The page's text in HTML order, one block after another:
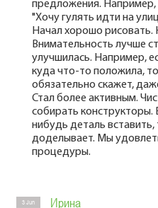
предложения.
"Хочу гулять идти на
Начал хорошо рисовать.
Внимательность лучше
улучшилась. Например,
куда что-то положила,
обязательно скажет,
Стал более активным.
собирать конструкторы.
нибудь деталь
доделывает. Мы
процедуры.
3 Jun Ирина